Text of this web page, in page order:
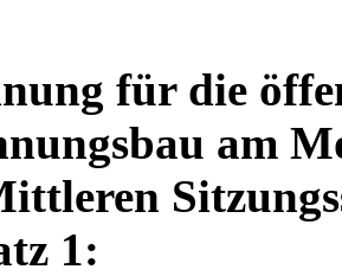
für die
am
1: